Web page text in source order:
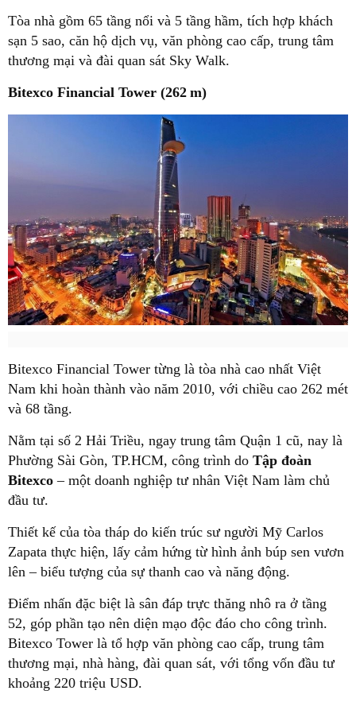
Tòa nhà gồm 65 tầng nổi và 5 tầng hầm, tích hợp khách
sạn 5 sao, căn hộ dịch vụ, văn phòng cao cấp, trung tâm
thương mại và đài quan sát Sky Walk.
Bitexco Financial Tower (262 m)
Bitexco Financial Tower từng là tòa nhà cao nhất Việt
Nam khi hoàn thành vào năm 2010, với chiều cao 262 mét
và 68 tầng.
Nằm tại số 2 Hải Triều, ngay trung tâm Quận 1 cũ, nay là
Phường Sài Gòn, TP.HCM, công trình do Tập đoàn
Bitexco– một doanh nghiệp tư nhân Việt Nam làm chủ
đầu tư.
Thiết kế của tòa tháp do kiến trúc sư người Mỹ Carlos
Zapata thực hiện, lấy cảm hứng từ hình ảnh búp sen vươn
lên – biểu tượng của sự thanh cao và năng động.
Điểm nhấn đặc biệt là sân đáp trực thăng nhô ra ở tầng
52, góp phần tạo nên diện mạo độc đáo cho công trình.
Bitexco Tower là tổ hợp văn phòng cao cấp, trung tâm
thương mại, nhà hàng, đài quan sát, với tổng vốn đầu tư
khoảng 220 triệu USD.